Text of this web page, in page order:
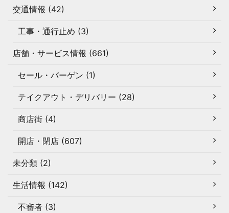
交通情報 (42)
工事・通行止め (3)
店舗・サービス情報 (661)
セール・バーゲン (1)
テイクアウト・デリバリー (28)
商店街 (4)
開店・閉店 (607)
未分類 (2)
生活情報 (142)
不審者 (3)